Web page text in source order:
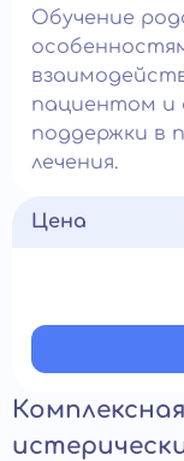
Обучение
пациентом и
поддержки в
лечения.
Цена